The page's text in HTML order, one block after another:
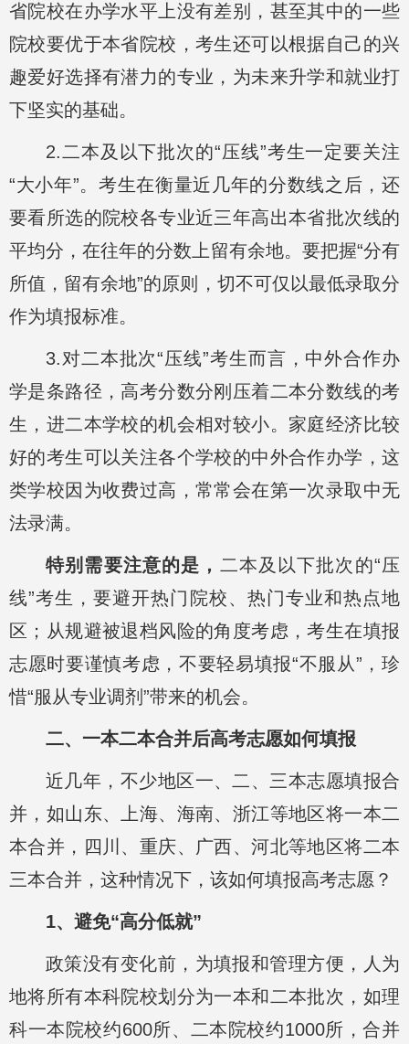
省院校在办学水平上没有差别，甚至其中的一些
院校要优于本省院校，考生还可以根据自己的兴
趣爱好选择有潜力的专业，为未来升学和就业打
下坚实的基础。
2.二本及以下批次的“压线”考生一定要关注
“大小年”。考生在衡量近几年的分数线之后，还
要看所选的院校各专业近三年高出本省批次线的
平均分，在往年的分数上留有余地。要把握“分有
所值，留有余地”的原则，切不可仅以最低录取分
作为填报标准。
3.对二本批次“压线”考生而言，中外合作办
学是条路径，高考分数分刚压着二本分数线的考
生，进二本学校的机会相对较小。家庭经济比较
好的考生可以关注各个学校的中外合作办学，这
类学校因为收费过高，常常会在第一次录取中无
法录满。
特别需要注意的是， 二本及以下批次的“压
线”考生，要避开热门院校、热门专业和热点地
区；从规避被退档风险的角度考虑，考生在填报
志愿时要谨慎考虑，不要轻易填报“不服从”，珍
惜“服从专业调剂”带来的机会。
二、一本二本合并后高考志愿如何填报
近几年，不少地区一、二、三本志愿填报合
并，如山东、上海、海南、浙江等地区将一本二
本合并，四川、重庆、广西、河北等地区将二本
三本合并，这种情况下，该如何填报高考志愿？
1、避免“高分低就”
政策没有变化前，为填报和管理方便，人为
地将所有本科院校划分为一本和二本批次，如理
科一本院校约600所、二本院校约1000所，合并